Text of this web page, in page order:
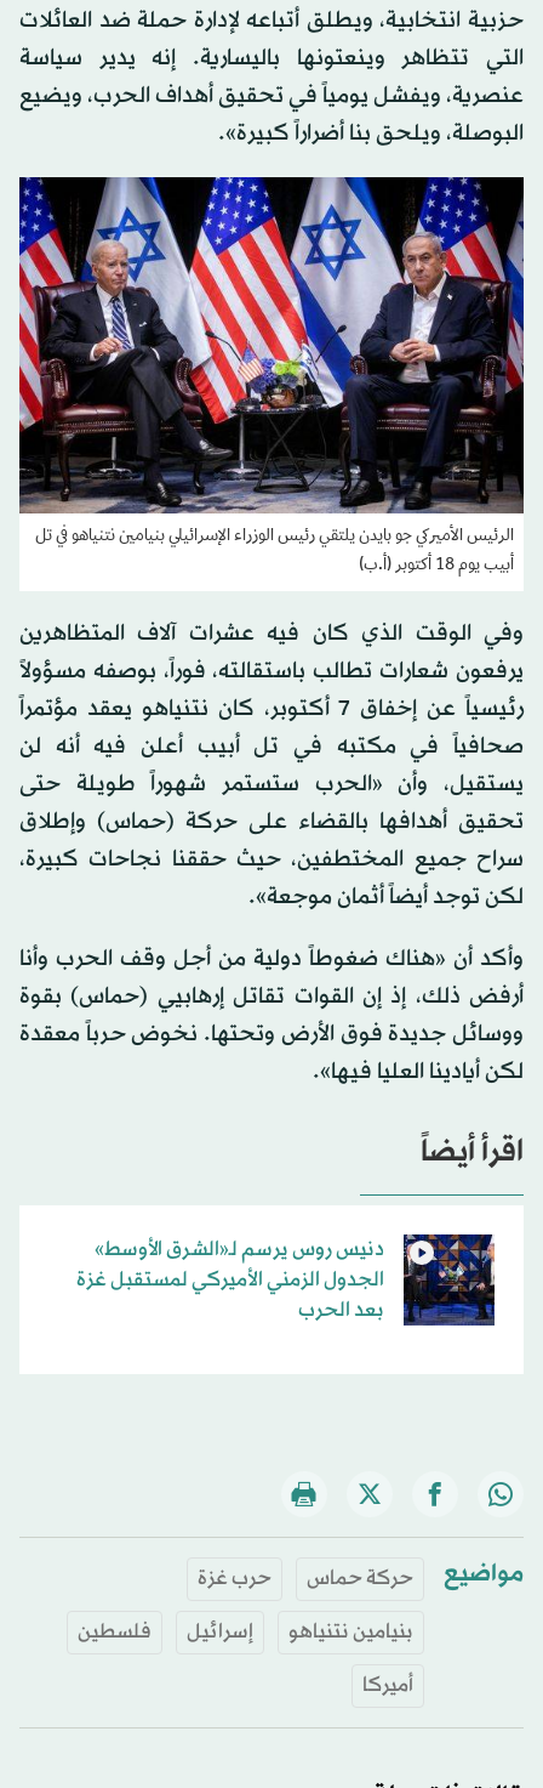
حزبية انتخابية، ويطلق أتباعه لإدارة حملة ضد العائلات
التي تتظاهر وينعتونها باليسارية. إنه يدير سياسة
عنصرية، ويفشل يومياً في تحقيق أهداف الحرب، ويضيع
البوصلة، ويلحق بنا أضراراً كبيرة».
الرئيس الأميركي جو بايدن يلتقي رئيس الوزراء الإسرائيلي بنيامين نتنياهو في تل
أبيب يوم 18 أكتوبر (أ.ب)
وفي الوقت الذي كان فيه عشرات آلاف المتظاهرين
يرفعون شعارات تطالب باستقالته، فوراً، بوصفه مسؤولاً
رئيسياً عن إخفاق 7 أكتوبر، كان نتنياهو يعقد مؤتمراً
صحافياً في مكتبه في تل أبيب أعلن فيه أنه لن
يستقيل، وأن «الحرب ستستمر شهوراً طويلة حتى
تحقيق أهدافها بالقضاء على حركة (حماس) وإطلاق
سراح جميع المختطفين، حيث حققنا نجاحات كبيرة،
لكن توجد أيضاً أثمان موجعة».
وأكد أن «هناك ضغوطاً دولية من أجل وقف الحرب وأنا
أرفض ذلك، إذ إن القوات تقاتل إرهابيي (حماس) بقوة
ووسائل جديدة فوق الأرض وتحتها. نخوض حرباً معقدة
لكن أيادينا العليا فيها».
اقرأ أيضاً
دنيس روس يرسم لـ«الشرق الأوسط»
الجدول الزمني الأميركي لمستقبل غزة
بعد الحرب
مواضيع حركة حماس
حرب غزة
بنيامين نتنياهو
إسرائيل
فلسطين
أميركا